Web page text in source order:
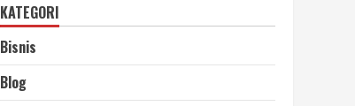
KATEGORI
Bisnis
Blog